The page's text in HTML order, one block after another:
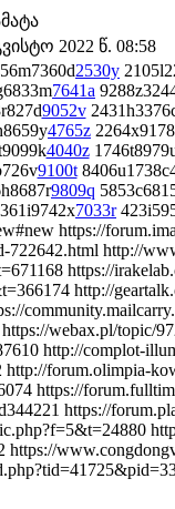
2022 წ. 08:58
2530y
7641a
9052v
4765z
4040z
9100t
9809q
7033r
https://
http://
https://
http://
webax.pl/topic/
http://complot-
forum.olimpia-
https://
https://
https://